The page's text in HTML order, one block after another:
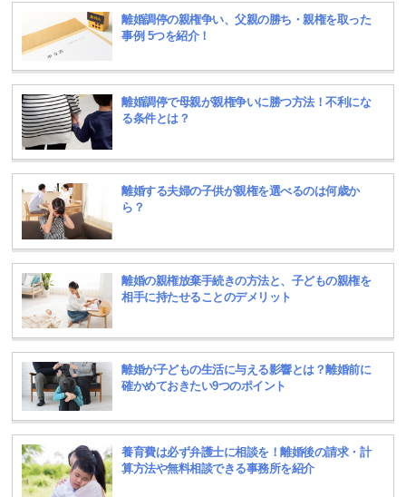
離婚調停の親権争い、父親の勝ち・親権を取った
事例 5つを紹介！
離婚調停で母親が親権争いに勝つ方法！不利にな
る条件とは？
離婚する夫婦の子供が親権を選べるのは何歳か
ら？
離婚の親権放棄手続きの方法と、子どもの親権を
相手に持たせることのデメリット
離婚が子どもの生活に与える影響とは？離婚前に
確かめておきたい9つのポイント
養育費は必ず弁護士に相談を！離婚後の請求・計
算方法や無料相談できる事務所を紹介